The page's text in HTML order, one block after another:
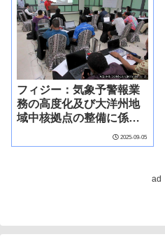
フィジー：気象予警報業
務の高度化及び大洋州地
域中核拠点の整備に係る
能力強化プロジェクト2025-09-05
ad